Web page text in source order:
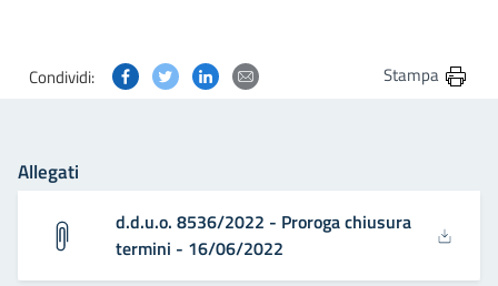
Condividi: Condividi questa pagina su Facebook
Condividi questa pagina su Twitter
Condividi questa pagina su Linkedin
Condividi questa pagina via
Stampa
Allegati
d.d.u.o. 8536/2022 - Proroga chiusura
termini - 16/06/2022